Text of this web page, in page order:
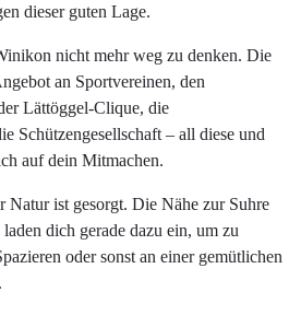
dieser guten Lage.
nicht mehr weg zu denken. Die
an Sportvereinen, den
Lättöggel-Clique, die
Schützengesellschaft – all diese und
auf dein Mitmachen.
ist gesorgt. Die Nähe zur Suhre
dich gerade dazu ein, um zu
oder sonst an einer gemütlichen